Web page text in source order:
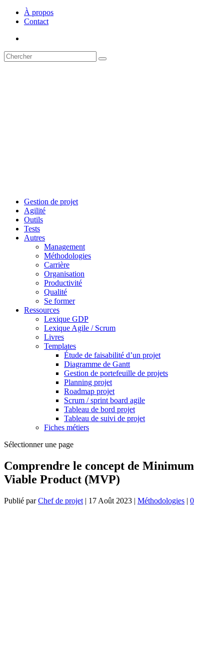
À propos
Contact
Gestion de projet
Agilité
Outils
Tests
Autres
Management
Méthodologies
Carrière
Organisation
Productivité
Qualité
Se former
Ressources
Lexique GDP
Lexique Agile / Scrum
Livres
Templates
Étude de faisabilité d’un projet
Diagramme de Gantt
Gestion de portefeuille de projets
Planning projet
Roadmap projet
Scrum / sprint board agile
Tableau de bord projet
Tableau de suivi de projet
Fiches métiers
Sélectionner une page
Comprendre le concept de Minimum
Viable Product (MVP)
Publié parChef de projet | 17 Août 2023 | Méthodologies | 0